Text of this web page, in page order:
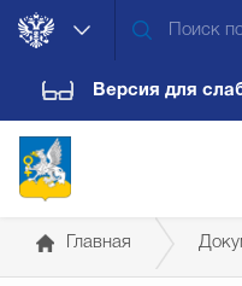
Версия для
Главная